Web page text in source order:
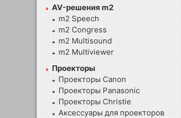
AV-решения m2
m2 Speech
m2 Congress
m2 Multisound
m2 Multiviewer
Проекторы
Проекторы Canon
Проекторы Panasonic
Проекторы Christie
Аксессуары для проекторов